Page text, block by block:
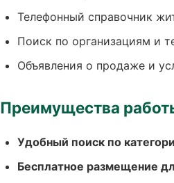
Телефонный справочник
Поиск по организациям и
Объявления о продаже и
Преимущества
Удобный поиск по
Бесплатное размещение